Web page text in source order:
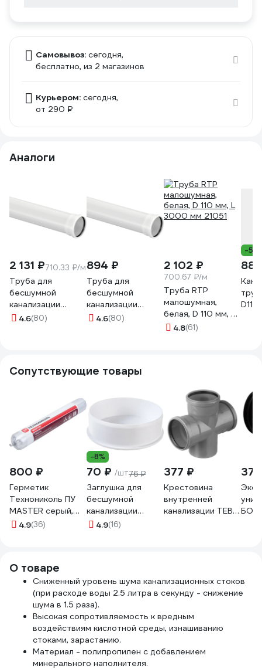
Самовывоз: сегодня,
бесплатно, из 2 магазинов
Курьером: сегодня,
от 290 ₽
Аналоги
2 131 ₽710.33 ₽/м
Труба для
бесшумной
канализации
Политэк из ПП
4.6(80)
894 ₽
Труба для
бесшумной
канализации
Политэк из ПП
4.6(80)
2 102 ₽
700.67 ₽/м
Труба RTP
малошумная,
белая, D 110 мм, L
3000 мм 21051
4.8(61)
-5%
Сопутствующие товары
800 ₽
Герметик
Технониколь ПУ
MASTER серый,
600 мл
4.9(36)
-8%
70 ₽ /шт76 ₽
Заглушка для
бесшумной
канализации
ПОЛИТЭК из ПП,
4.9(16)
377 ₽
Крестовина
внутренней
канализации TEBO
О товаре
​​​​​​Сниженный уровень шума канализационных стоков
(при расходе воды 2.5 литра в секунду - снижение
шума в 1.5 раза).
Высокая сопротивляемость к вредным
воздействиям кислотной среды, изнашиванию
стоками, зарастанию.
Материал - полипропилен с добавлением
минерального наполнителя.